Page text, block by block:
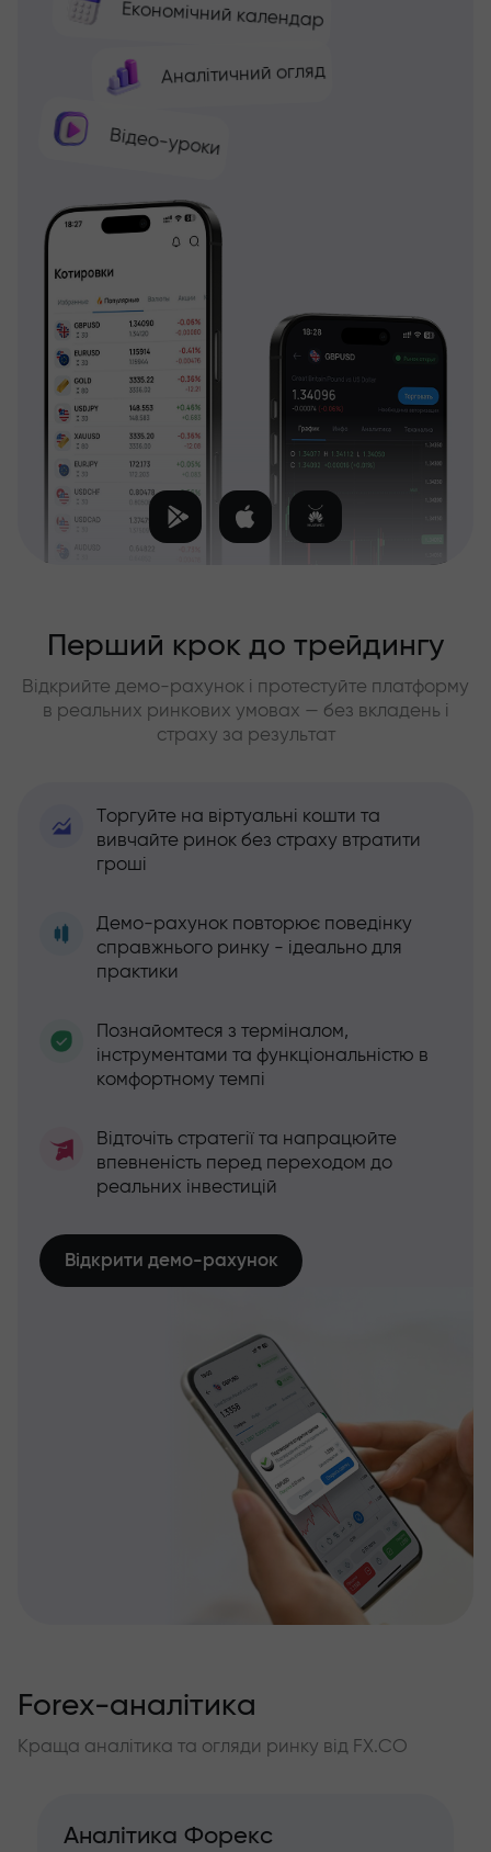
Економічний календар
Аналітичний огляд
Відео-уроки
Перший крок до трейдингу
Відкрийте демо-рахунок і протестуйте платформу
в реальних ринкових умовах — без вкладень і
страху за результат
Торгуйте на віртуальні кошти та
вивчайте ринок без страху втратити
гроші
Демо-рахунок повторює поведінку
справжнього ринку - ідеально для
практики
Познайомтеся з терміналом,
інструментами та функціональністю в
комфортному темпі
Відточіть стратегії та напрацюйте
впевненість перед переходом до
реальних інвестицій
Відкрити демо-рахунок
Forex-аналітика
Краща аналітика та огляди ринку від FX.CO
Аналітика Форекс